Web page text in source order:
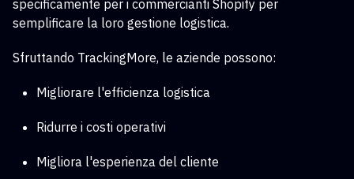
specificamente per i commercianti Shopify per
semplificare la loro gestione logistica.
Sfruttando TrackingMore, le aziende possono:
Migliorare l'efficienza logistica
Ridurre i costi operativi
Migliora l'esperienza del cliente